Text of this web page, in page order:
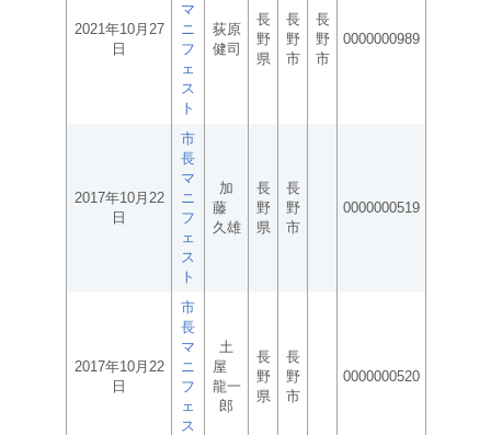
2021年10月27
日
マ
ニ
フ
ェ
ス
ト
荻原
健司
長
野
県
長
野
市
長
野
市
0000000989
2017年10月22
日
市
長
マ
ニ
フ
ェ
ス
ト
加
藤
久雄
長
野
県
長
野
市
0000000519
2017年10月22
日
市
長
マ
ニ
フ
ェ
ス
土
屋
龍一
郎
長
野
県
長
野
市
0000000520